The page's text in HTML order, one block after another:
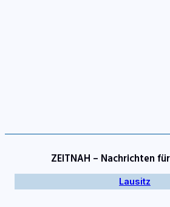
ZEITNAH – Nachrichten
Lausitz